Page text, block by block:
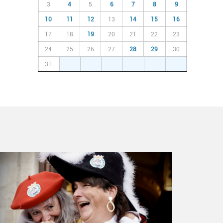
3 4 5 6 7 8 9
10 11 12 13 14 15 16
17 18 19 20 21 22 23
24 25 26 27 28 29 30
31